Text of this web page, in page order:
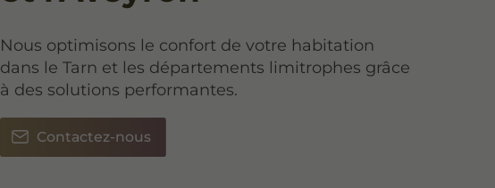
Nous optimisons le confort de votre habitation
dans le Tarn et les départements limitrophes grâce
à des solutions performantes.
Contactez-nous